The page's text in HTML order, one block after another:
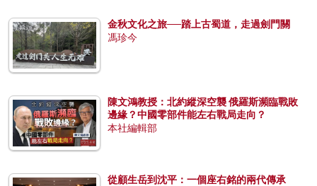
金秋文化之旅──踏上古蜀道，走過劍門關
馮珍今
陳文鴻教授：北約縱深空襲 俄羅斯瀕臨戰敗
邊緣？中國零部件能左右戰局走向？
本社編輯部
從顧生岳到沈平：一個座右銘的兩代傳承